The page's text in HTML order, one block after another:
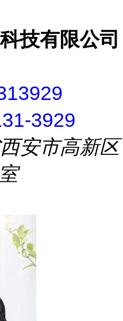
技有限公司
3929
安市高新区